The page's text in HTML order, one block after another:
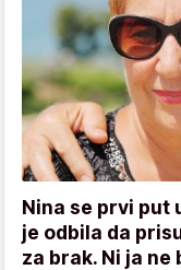
Nina se prvi put
je odbila da
za brak. Ni ja ne